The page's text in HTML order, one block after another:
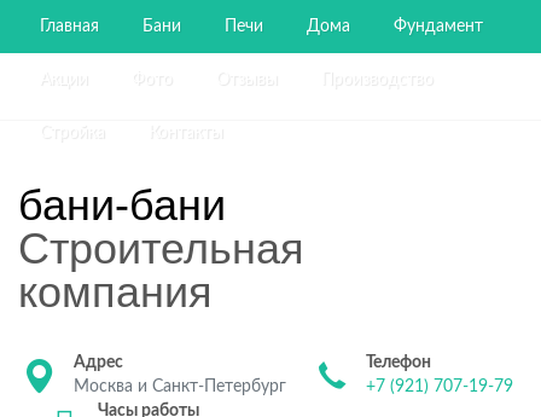
Главная Бани Печи Дома Фундамент
бани-бани
Строительная
компания
Адрес
Москва и Санкт-Петербург
Телефон
+7 (921) 707-19-79
Часы работы